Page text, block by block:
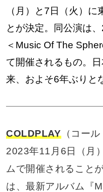
（月）と7日（火）に
とが決定。同公演は
＜Music Of The
て開催されるもの。
来、およそ6年ぶりと
COLDPLAY（コール
2023年11月6日（月
ムで開催されること
は、最新アルバム『